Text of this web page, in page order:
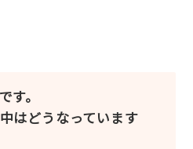
す。
はどうなっています